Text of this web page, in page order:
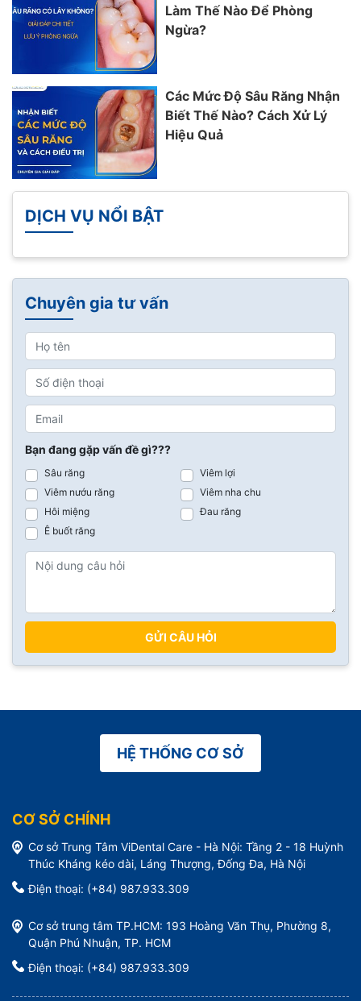
Làm Thế Nào Để Phòng
Ngừa?
Các Mức Độ Sâu Răng Nhận
Biết Thế Nào? Cách Xử Lý
Hiệu Quả
DỊCH VỤ NỔI BẬT
Chuyên gia tư vấn
Bạn đang gặp vấn đề gì???
Sâu răng
Viêm lợi
Viêm nướu răng
Viêm nha chu
Hôi miệng
Đau răng
Ê buốt răng
GỬI CÂU HỎI
HỆ THỐNG CƠ SỞ
CƠ SỞ CHÍNH
Cơ sở Trung Tâm ViDental Care - Hà Nội: Tầng 2 - 18 Huỳnh
Thúc Kháng kéo dài, Láng Thượng, Đống Đa, Hà Nội
Điện thoại: (+84) 987.933.309
Cơ sở trung tâm TP.HCM: 193 Hoàng Văn Thụ, Phường 8,
Quận Phú Nhuận, TP. HCM
Điện thoại: (+84) 987.933.309